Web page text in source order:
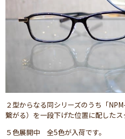
２型からなる同シリーズのうち「
繋がる）を一段下げた位置に配したス
５色展開中 全5色が入荷です。